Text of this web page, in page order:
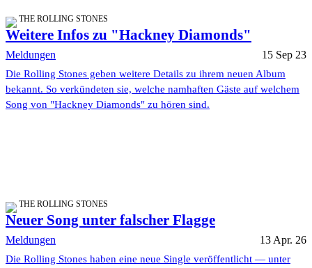
THE ROLLING STONES
Weitere Infos zu "Hackney Diamonds"
Meldungen 15 Sep 23
Die Rolling Stones geben weitere Details zu ihrem neuen Album
bekannt. So verkündeten sie, welche namhaften Gäste auf welchem
Song von "Hackney Diamonds" zu hören sind.
THE ROLLING STONES
Neuer Song unter falscher Flagge
Meldungen 13 Apr. 26
Die Rolling Stones haben eine neue Single veröffentlicht — unter